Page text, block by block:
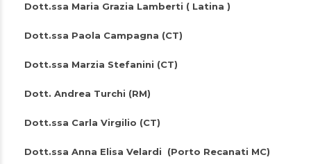
Dott.ssa Maria Grazia Lamberti ( Latina )
Dott.ssa Paola Campagna (CT)
Dott.ssa Marzia Stefanini (CT)
Dott. Andrea Turchi (RM)
Dott.ssa Carla Virgilio (CT)
Dott.ssa Anna Elisa Velardi (Porto Recanati MC)